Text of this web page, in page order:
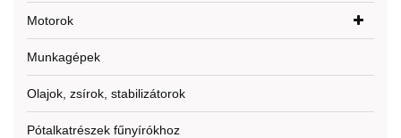
Motorok
Munkagépek
Olajok, zsírok, stabilizátorok
Pótalkatrészek fűnyírókhoz